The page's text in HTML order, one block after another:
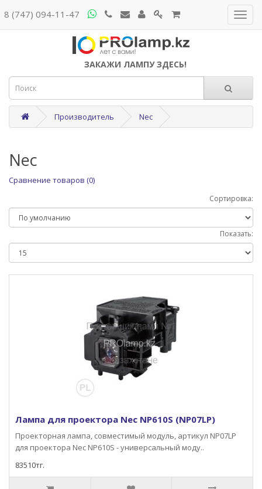
8 (747) 094-11-47
ЗАКАЖИ ЛАМПУ ЗДЕСЬ!
Производитель Nec
Nec
Сравнение товаров (0)
Сортировка:
Показать:
Лампа для проектора Nec NP610S (NP07LP)
Проекторная лампа, совместимый модуль, артикул NP07LP
для проектора Nec NP610S - универсальный моду..
83510тг.